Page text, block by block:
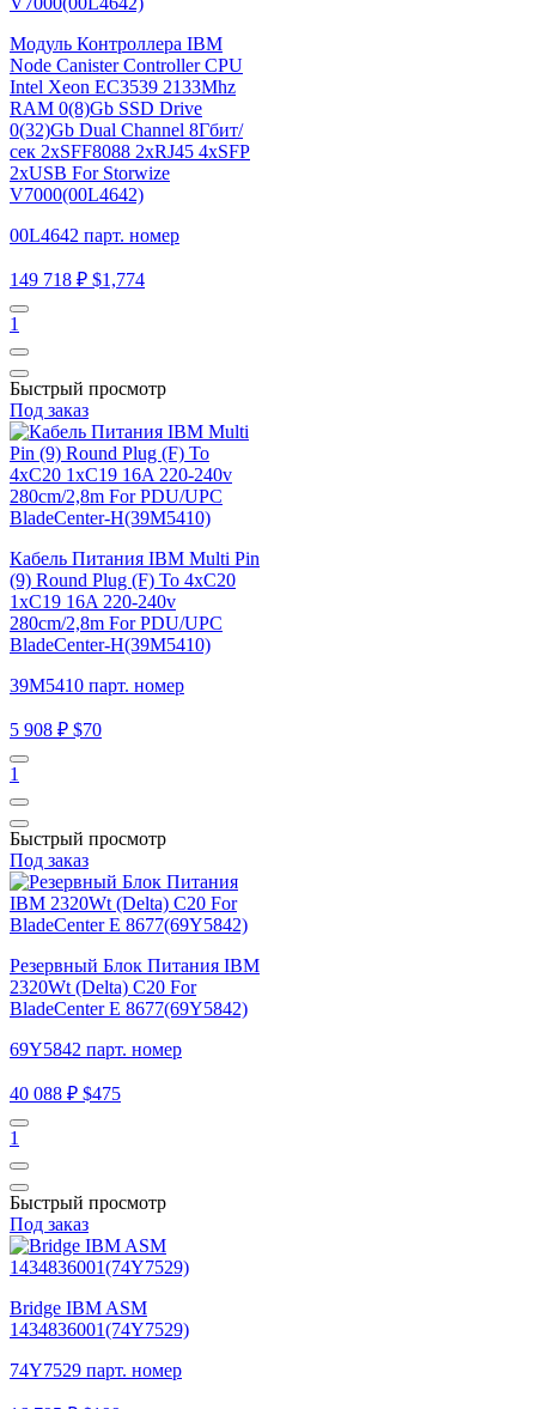
Модуль Контроллера IBM
Node Canister Controller CPU
Intel Xeon EC3539 2133Mhz
RAM 0(8)Gb SSD Drive
0(32)Gb Dual Channel 8Гбит/
сек 2xSFF8088 2xRJ45 4xSFP
2xUSB For Storwize
V7000(00L4642)
00L4642 парт. номер
149 718 ₽ $1,774
1
Быстрый просмотр
Под заказ
Кабель Питания IBM Multi Pin
(9) Round Plug (F) To 4xC20
1xC19 16A 220-240v
280cm/2,8m For PDU/UPC
BladeCenter-H(39M5410)
39M5410 парт. номер
5 908 ₽ $70
1
Быстрый просмотр
Под заказ
Резервный Блок Питания IBM
2320Wt (Delta) C20 For
BladeCenter E 8677(69Y5842)
69Y5842 парт. номер
40 088 ₽ $475
1
Быстрый просмотр
Под заказ
Bridge IBM ASM
1434836001(74Y7529)
74Y7529 парт. номер